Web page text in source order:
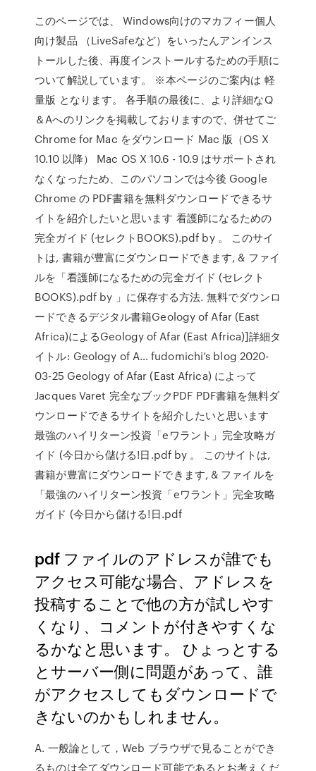
このページでは、 Windows向けのマカフィー個人
向け製品 （LiveSafeなど）をいったんアンインス
トールした後、再度インストールするための手順に
ついて解説しています。 ※本ページのご案内は 軽
量版 となります。 各手順の最後に、より詳細なQ
＆Aへのリンクを掲載しておりますので、併せてご
Chrome for Mac をダウンロード Mac 版（OS X
10.10 以降） Mac OS X 10.6 - 10.9 はサポートされ
なくなったため、このパソコンでは今後 Google
Chrome の PDF書籍を無料ダウンロードできるサ
イトを紹介したいと思います 看護師になるための
完全ガイド (セレクトBOOKS).pdf by 。 このサイ
トは, 書籍が豊富にダウンロードできます, & ファイ
ルを「看護師になるための完全ガイド (セレクト
BOOKS).pdf by 」に保存する方法. 無料でダウンロ
ードできるデジタル書籍Geology of Afar (East
Africa)によるGeology of Afar (East Africa)]詳細タ
イトル: Geology of A… fudomichi’s blog 2020-
03-25 Geology of Afar (East Africa) によって
Jacques Varet 完全なブックPDF PDF書籍を無料ダ
ウンロードできるサイトを紹介したいと思います
最強のハイリターン投資「eワラント」完全攻略ガ
イド (今日から儲ける!日.pdf by 。 このサイトは,
書籍が豊富にダウンロードできます, & ファイルを
「最強のハイリターン投資「eワラント」完全攻略
ガイド (今日から儲ける!日.pdf
pdf ファイルのアドレスが誰でも
アクセス可能な場合、アドレスを
投稿することで他の方が試しやす
くなり、コメントが付きやすくな
るかなと思います。 ひょっとする
とサーバー側に問題があって、誰
がアクセスしてもダウンロードで
きないのかもしれません。
A. 一般論として，Web ブラウザで見ることができ
るものは全てダウンロード可能であるとお考えくだ